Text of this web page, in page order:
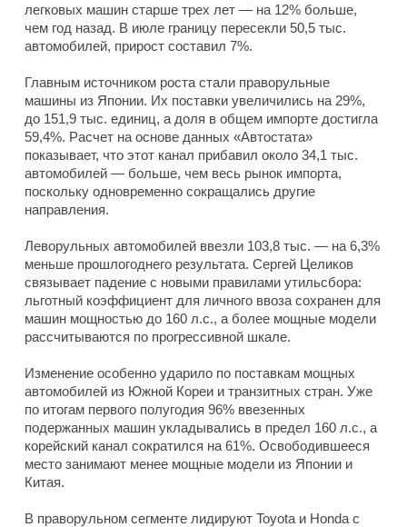
легковых машин старше трех лет — на 12% больше,
чем год назад. В июле границу пересекли 50,5 тыс.
автомобилей, прирост составил 7%.
Главным источником роста стали праворульные
машины из Японии. Их поставки увеличились на 29%,
до 151,9 тыс. единиц, а доля в общем импорте достигла
59,4%. Расчет на основе данных «Автостата»
показывает, что этот канал прибавил около 34,1 тыс.
автомобилей — больше, чем весь рынок импорта,
поскольку одновременно сокращались другие
направления.
Леворульных автомобилей ввезли 103,8 тыс. — на 6,3%
меньше прошлогоднего результата. Сергей Целиков
связывает падение с новыми правилами утильсбора:
льготный коэффициент для личного ввоза сохранен для
машин мощностью до 160 л.с., а более мощные модели
рассчитываются по прогрессивной шкале.
Изменение особенно ударило по поставкам мощных
автомобилей из Южной Кореи и транзитных стран. Уже
по итогам первого полугодия 96% ввезенных
подержанных машин укладывались в предел 160 л.с., а
корейский канал сократился на 61%. Освободившееся
место занимают менее мощные модели из Японии и
Китая.
В праворульном сегменте лидируют Toyota и Honda с